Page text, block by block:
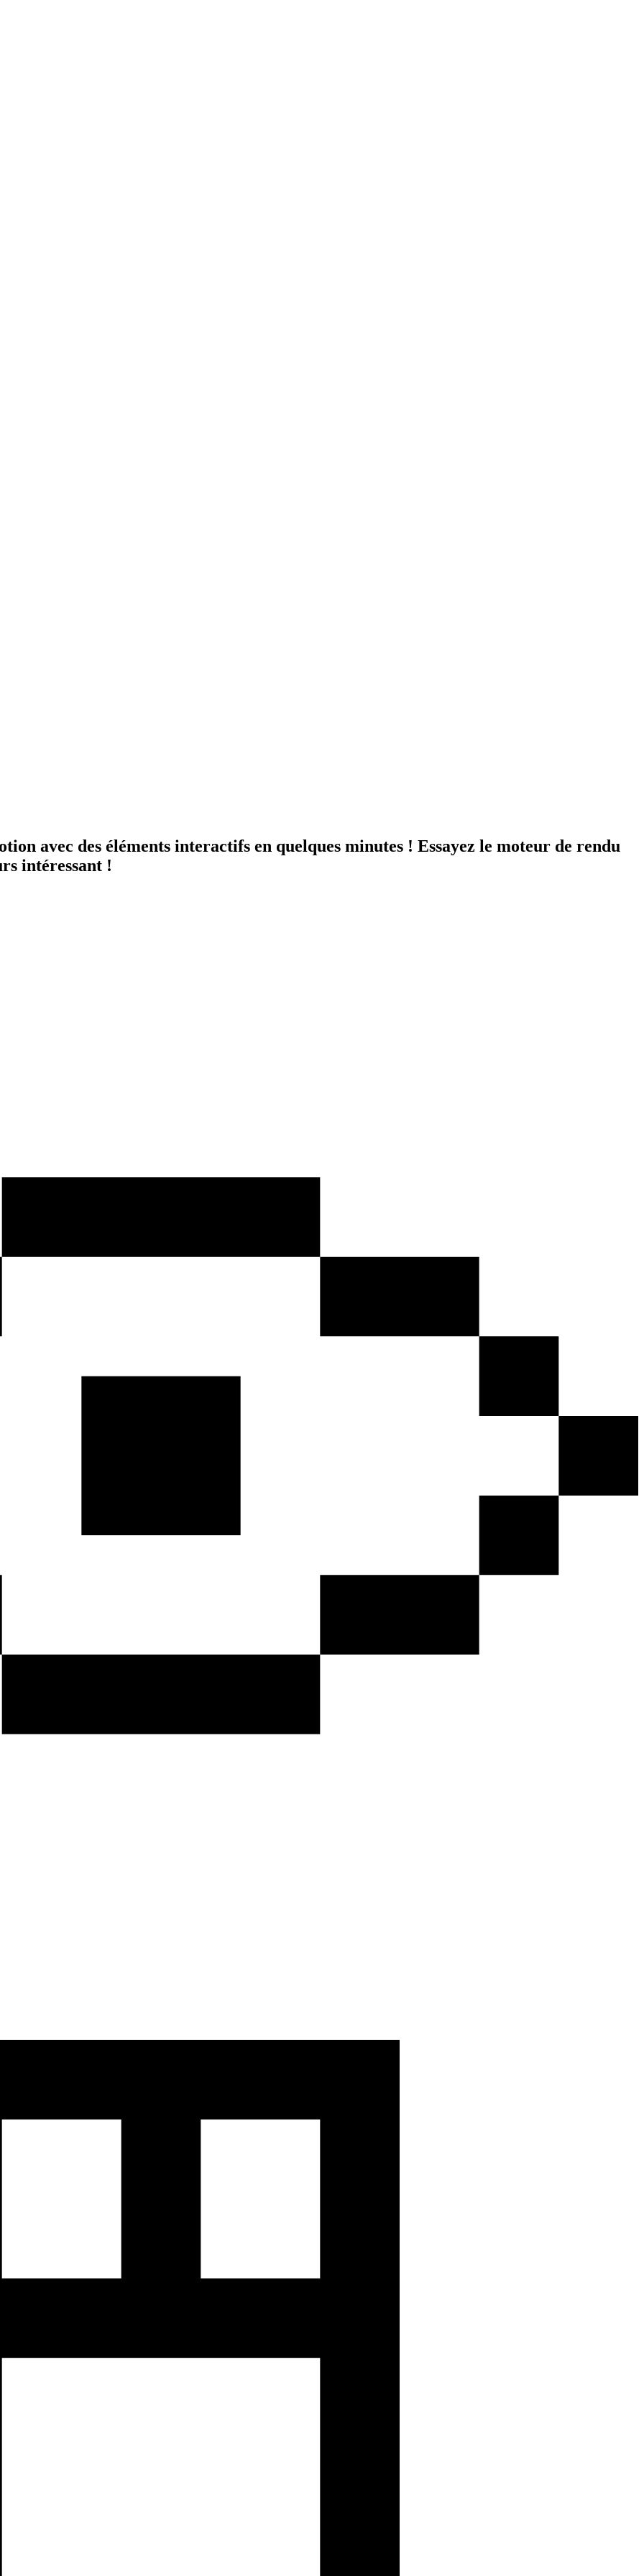
avec des éléments interactifs en quelques minutes ! Essayez le moteur de rendu
intéressant !